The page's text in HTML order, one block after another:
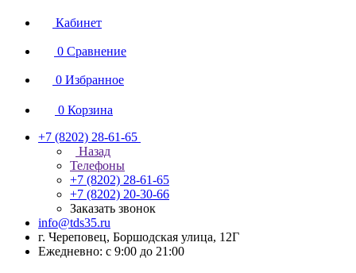
Кабинет
0 Сравнение
0 Избранное
0 Корзина
+7 (8202) 28‑61-65
Назад
Телефоны
+7 (8202) 28‑61-65
+7 (8202) 20‑30-66
Заказать звонок
info@tds35.ru
г. Череповец, Боршодская улица, 12Г
Ежедневно: с 9:00 до 21:00